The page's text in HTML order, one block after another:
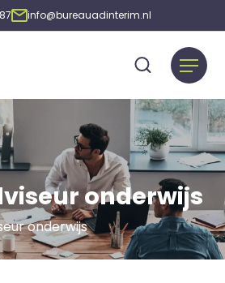
info@bureauadinterim.nl
onderwijs
onderwijs